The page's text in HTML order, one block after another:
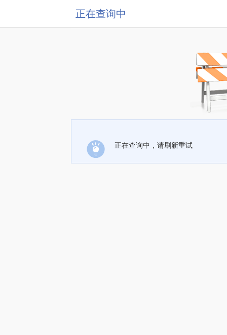
正在查询中
正在查询中，请刷新重试